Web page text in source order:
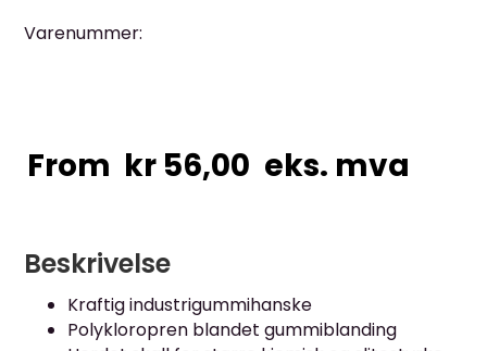
Varenummer:
From kr 56,00 eks. mva
Beskrivelse
Kraftig industrigummihanske
Polykloropren blandet gummiblanding